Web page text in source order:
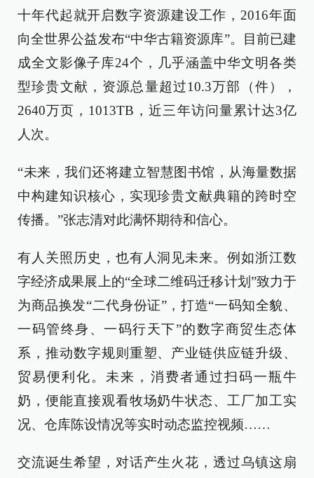
十年代起就开启数字资源建设工作，2016年面
向全世界公益发布“中华古籍资源库”。目前已建
成全文影像子库24个，几乎涵盖中华文明各类
型珍贵文献，资源总量超过10.3万部（件），
2640万页，1013TB，近三年访问量累计达3亿
人次。
“未来，我们还将建立智慧图书馆，从海量数据
中构建知识核心，实现珍贵文献典籍的跨时空
传播。”张志清对此满怀期待和信心。
有人关照历史，也有人洞见未来。例如浙江数
字经济成果展上的“全球二维码迁移计划”致力于
为商品换发“二代身份证”，打造“一码知全貌、
一码管终身、一码行天下”的数字商贸生态体
系，推动数字规则重塑、产业链供应链升级、
贸易便利化。未来，消费者通过扫码一瓶牛
奶，便能直接观看牧场奶牛状态、工厂加工实
况、仓库陈设情况等实时动态监控视频……
交流诞生希望，对话产生火花，透过乌镇这扇